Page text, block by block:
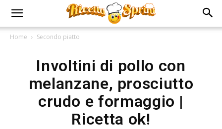
Home Secondo piatto
Involtini di pollo con
melanzane, prosciutto
crudo e formaggio |
Ricetta ok!